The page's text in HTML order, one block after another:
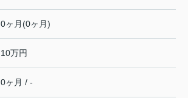
0ヶ月(0ヶ月)
10万円
0ヶ月 / -